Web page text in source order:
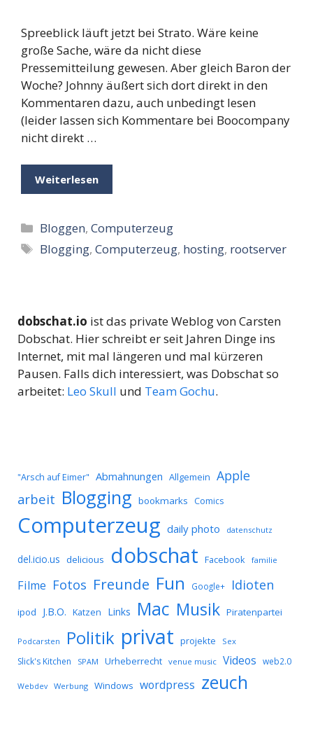
Spreeblick läuft jetzt bei Strato. Wäre keine
große Sache, wäre da nicht diese
Pressemitteilung gewesen. Aber gleich Baron der
Woche? Johnny äußert sich dort direkt in den
Kommentaren dazu, auch unbedingt lesen
(leider lassen sich Kommentare bei Boocompany
nicht direkt …
Weiterlesen
Kategorien
Bloggen,Computerzeug
Schlagwörter
Blogging,Computerzeug, hosting, rootserver
dobschat.io ist das private Weblog von Carsten
Dobschat. Hier schreibt er seit Jahren Dinge ins
Internet, mit mal längeren und mal kürzeren
Pausen. Falls dich interessiert, was Dobschat so
arbeitet: Leo Skull und Team Gochu.
"Arsch auf Eimer" Abmahnungen Allgemein Apple
arbeit Blogging bookmarks Comics
Computerzeug daily photo datenschutz
del.icio.us delicious dobschat Facebook familie
Filme Fotos Freunde Fun Google+ Idioten
ipod J.B.O. Katzen Links Mac Musik Piratenpartei
Podcarsten Politik privat projekte Sex
Slick's Kitchen SPAM Urheberrecht venue music Videos web2.0
Webdev Werbung Windows wordpress zeuch